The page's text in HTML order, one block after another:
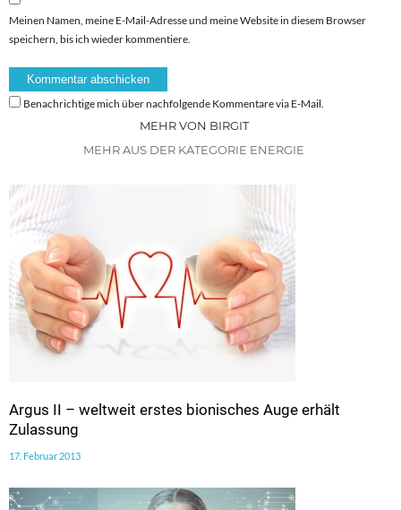
Meinen Namen, meine E-Mail-Adresse und meine Website in diesem Browser
speichern, bis ich wieder kommentiere.
Benachrichtige mich über nachfolgende Kommentare via E-Mail.
MEHR VON BIRGIT
MEHR AUS DER KATEGORIE ENERGIE
Argus II – weltweit erstes bionisches Auge erhält
Zulassung
17. Februar 2013